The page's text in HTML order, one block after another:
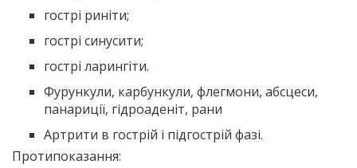
гострі риніти;
гострі синусити;
гострі ларингіти.
Фурункули, карбункули, флегмони, абсцеси,
панариції, гідроаденіт, рани
Артрити в гострій і підгострій фазі.
Протипоказання: